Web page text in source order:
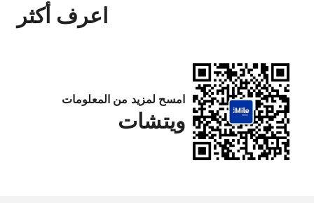
اعرف أكثر
امسح لمزيد من المعلومات
ويتشات